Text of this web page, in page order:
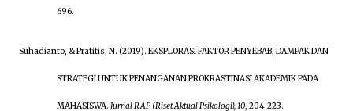
696.
Suhadianto, & Pratitis, N. (2019). EKSPLORASI FAKTOR PENYEBAB, DAMPAK DAN
STRATEGI UNTUK PENANGANAN PROKRASTINASI AKADEMIK PADA
MAHASISWA. Jurnal RAP (Riset Aktual Psikologi), 10, 204-223.